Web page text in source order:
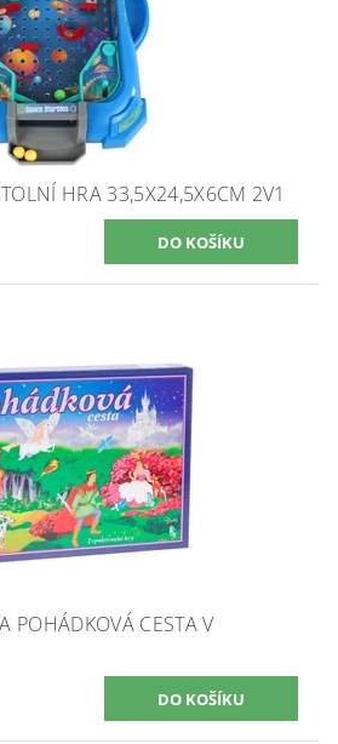
HRA 33,5X24,5X6CM 2V1
POHÁDKOVÁ CESTA V